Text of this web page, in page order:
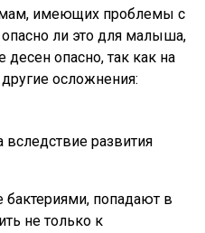
мам, имеющих проблемы с
ли это для малыша,
десен опасно, так как на
осложнения:
вследствие развития
попадают в
не только к